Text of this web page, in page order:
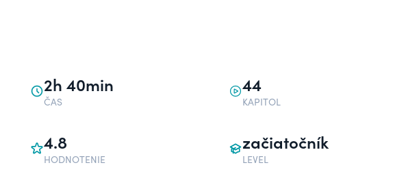
2h 40min
ČAS
44
KAPITOL
4.8
HODNOTENIE
začiatočník
LEVEL